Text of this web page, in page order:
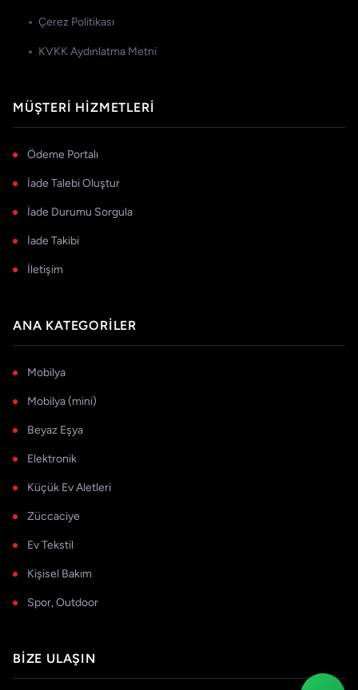
Çerez Politikası
KVKK Aydınlatma Metni
MÜŞTERI HIZMETLERI
Ödeme Portalı
İade Talebi Oluştur
İade Durumu Sorgula
İade Takibi
İletişim
ANA KATEGORILER
Mobilya
Mobilya (mini)
Beyaz Eşya
Elektronik
Küçük Ev Aletleri
Züccaciye
Ev Tekstil
Kişisel Bakım
Spor, Outdoor
BIZE ULAŞIN